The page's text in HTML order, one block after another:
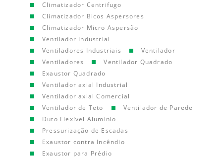
Climatizador Centrifugo
Climatizador Bicos Aspersores
Climatizador Micro Aspersão
Ventilador Industrial
Ventiladores Industriais
Ventilador
Ventiladores
Ventilador Quadrado
Exaustor Quadrado
Ventilador axial Industrial
Ventilador axial Comercial
Ventilador de Teto
Ventilador de Parede
Duto Flexível Aluminio
Pressurização de Escadas
Exaustor contra Incêndio
Exaustor para Prédio